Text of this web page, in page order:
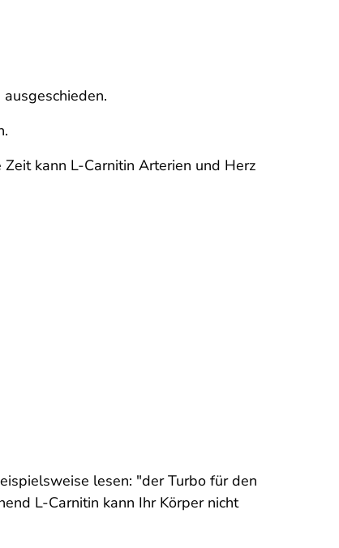
kann L-Carnitin Arterien und Herz
lesen: "der Turbo für den
L-Carnitin kann Ihr Körper nicht